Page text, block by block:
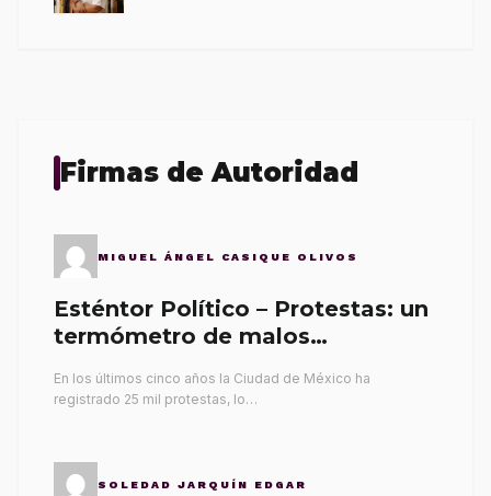
Firmas de Autoridad
MIGUEL ÁNGEL CASIQUE OLIVOS
Esténtor Político – Protestas: un
termómetro de malos
En los últimos cinco años la Ciudad de México ha
registrado 25 mil protestas, lo…
SOLEDAD JARQUÍN EDGAR